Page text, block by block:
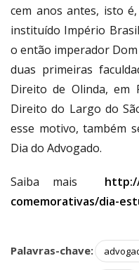
cem anos antes, isto
instituído Império
o então imperador
duas primeiras
Direito de Olinda, em
Direito do Largo do
esse motivo, também
Dia do Advogado.
Saiba mais
comemorativas/dia-
Palavras-chave: